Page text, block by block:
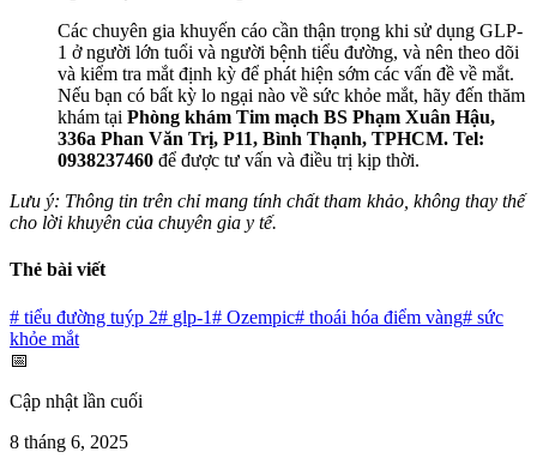
Các chuyên gia khuyến cáo cần thận trọng khi sử dụng GLP-
1 ở người lớn tuổi và người bệnh tiểu đường, và nên theo dõi
và kiểm tra mắt định kỳ để phát hiện sớm các vấn đề về mắt.
Nếu bạn có bất kỳ lo ngại nào về sức khỏe mắt, hãy đến thăm
khám tại Phòng khám Tim mạch BS Phạm Xuân Hậu,
336a Phan Văn Trị, P11, Bình Thạnh, TPHCM. Tel:
0938237460 để được tư vấn và điều trị kịp thời.
Lưu ý: Thông tin trên chỉ mang tính chất tham khảo, không thay thế
cho lời khuyên của chuyên gia y tế.
Thẻ bài viết
# tiểu đường tuýp 2# glp-1# Ozempic# thoái hóa điểm vàng# sức
khỏe mắt
📅
Cập nhật lần cuối
8 tháng 6, 2025